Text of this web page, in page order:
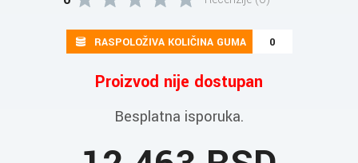
RASPOLOŽIVA KOLIČINA GUMA 0
Proizvod nije dostupan
Besplatna isporuka.